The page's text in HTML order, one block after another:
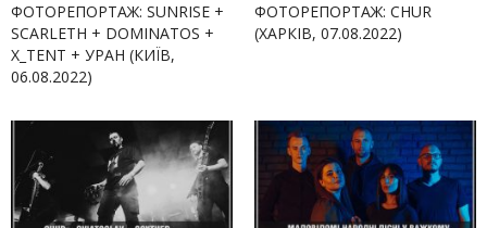
ФОТОРЕПОРТАЖ: SUNRISE +
SCARLETH + DOMINATOS +
X_TENT + УРАН (КИЇВ,
06.08.2022)
ФОТОРЕПОРТАЖ: CHUR
(ХАРКІВ, 07.08.2022)